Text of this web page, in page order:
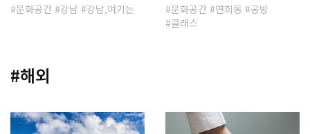
문화공간 강남 강남,여기는 문화공간 연희동
공방
클래스
#해외